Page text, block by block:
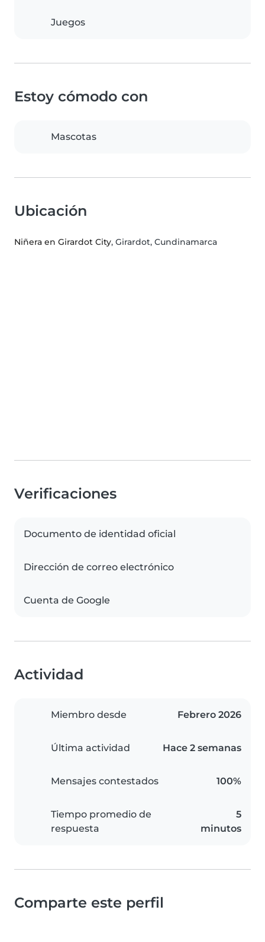
Juegos
Estoy cómodo con
Mascotas
Ubicación
Niñera en Girardot City, Girardot, Cundinamarca
Verificaciones
Documento de identidad oficial
Dirección de correo electrónico
Cuenta de Google
Actividad
Miembro desde Febrero 2026
Última actividad Hace 2 semanas
Mensajes contestados 100%
Tiempo promedio de
respuesta
5
minutos
Comparte este perfil